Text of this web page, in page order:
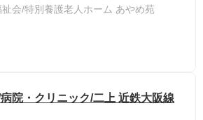
会/特別養護老人ホーム あやめ苑
院・クリニック/二上 近鉄大阪線